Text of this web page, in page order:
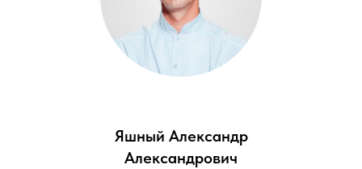
Яшный Александр
Александрович